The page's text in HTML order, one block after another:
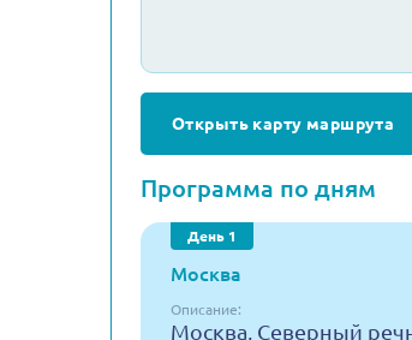
Открыть карту маршрута
Программа по дням
День 1
Москва
Описание:
Москва, Северный